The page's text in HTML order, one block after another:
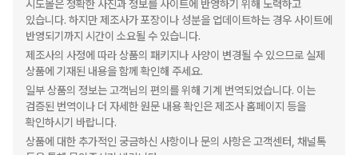
시도몰은 정확한 사진과 정보를 사이트에 반영하기 위해 노력하고
있습니다. 하지만 제조사가 포장이나 성분을 업데이트하는 경우 사이트에
반영되기까지 시간이 소요될 수 있습니다.
제조사의 사정에 따라 상품의 패키지나 사양이 변경될 수 있으므로 실제
상품에 기재된 내용을 함께 확인해 주세요.
일부 상품의 정보는 고객님의 편의를 위해 기계 번역되었습니다. 이는
검증된 번역이나 더 자세한 원문 내용 확인은 제조사 홈페이지 등을
확인하시기 바랍니다.
상품에 대한 추가적인 궁금하신 사항이나 문의 사항은 고객센터, 채널톡